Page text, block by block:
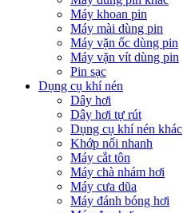
Máy khoan pin
Máy mài dùng pin
Máy vặn ốc dùng pin
Máy vặn vít dùng pin
Pin sạc
Dụng cụ khí nén
Dây hơi
Dây hơi tự rút
Dụng cụ khí nén khác
Khớp nối nhanh
Máy cắt tôn
Máy chà nhám hơi
Máy cưa dũa
Máy đánh bóng hơi